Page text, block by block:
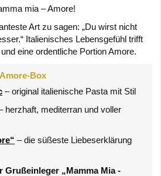
mia – Amore!
Art zu sagen: „Du wirst nicht
Italienisches Lebensgefühl trifft
eine ordentliche Portion Amore.
Box
– original italienische Pasta mit Stil
herzhaft, mediterran und voller
– die süßeste Liebeserklärung
Grußeinleger „Mamma Mia -